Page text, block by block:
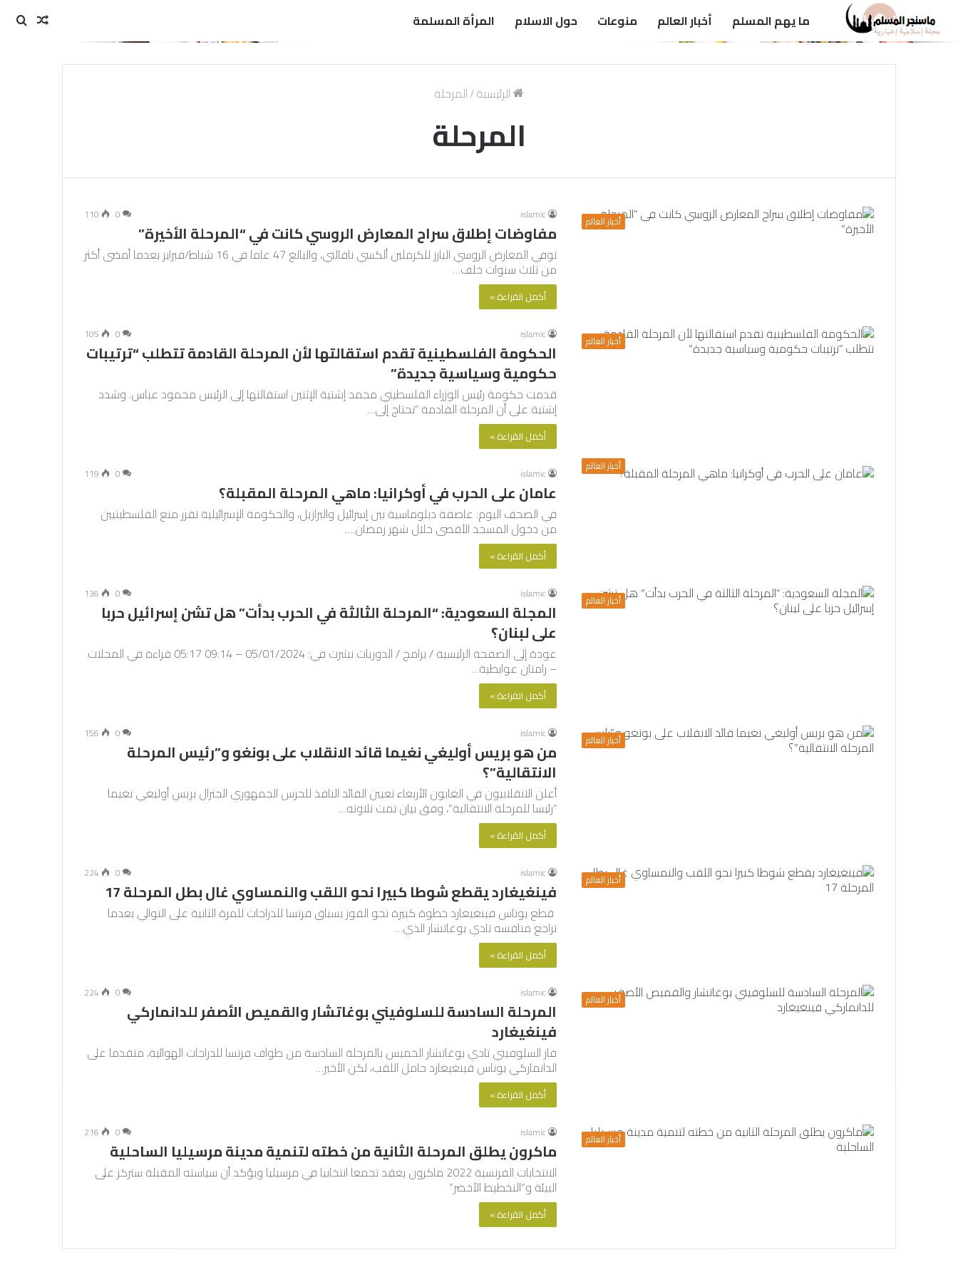
ما يهم المسلم أخبار العالم منوعات حول الاسلام المرأة المسلمة
مقال
الرئيسية/المرحلة
المرحلة
أخبار العالم islamic
0
110
مفاوضات إطلاق سراح المعارض الروسي كانت في “المرحلة الأخيرة”
توفي المعارض الروسي البارز للكرملين ألكسي نافالني، والبالغ 47 عاما في 16 شباط/فبراير بعدما أمضى أكثر
من ثلاث سنوات خلف…
أكمل القراءة »
أخبار العالم islamic
0
105
الحكومة الفلسطينية تقدم استقالتها لأن المرحلة القادمة تتطلب “ترتيبات
حكومية وسياسية جديدة”
قدمت حكومة رئيس الوزراء الفلسطيني محمد إشتية الإثنين استقالتها إلى الرئيس محمود عباس. وشدد
إشتية على أن المرحلة القادمة “تحتاج إلى…
أكمل القراءة »
أخبار العالم islamic
0
119
عامان على الحرب في أوكرانيا: ماهي المرحلة المقبلة؟
في الصحف اليوم: عاصفة دبلوماسية بين إسرائيل والبرازيل، والحكومة الإسرائيلية تقرر منع الفلسطينيين
من دخول المسجد الأقصى خلال شهر رمضان.…
أكمل القراءة »
أخبار العالم islamic
0
136
المجلة السعودية: “المرحلة الثالثة في الحرب بدأت” هل تشن إسرائيل حربا
على لبنان؟
عودة إلى الصفحة الرئيسية / برامج / الدوريات نشرت في: 05/01/2024 – 09:14 05:17 قراءة في المجلات
– رامتان عوايطية…
أكمل القراءة »
أخبار العالم islamic
0
156
من هو بريس أوليغي نغيما قائد الانقلاب على بونغو و”رئيس المرحلة
الانتقالية”؟
أعلن الانقلابيون في الغابون الأربعاء تعيين القائد النافذ للحرس الجمهوري الجنرال بريس أوليغي نغيما
“رئيسا للمرحلة الانتقالية”، وفق بيان تمت تلاوته…
أكمل القراءة »
أخبار العالم islamic
0
224
فينغيغارد يقطع شوطا كبيرا نحو اللقب والنمساوي غال بطل المرحلة 17
قطع يوناس فينغيغارد خطوة كبيرة نحو الفوز بسباق فرنسا للدراجات للمرة الثانية على التوالي بعدما
تراجع منافسه تادي بوغاتشار الذي…
أكمل القراءة »
أخبار العالم islamic
0
224
المرحلة السادسة للسلوفيني بوغاتشار والقميص الأصفر للدانماركي
فينغيغارد
فاز السلوفيني تادي بوغاتشار الخميس بالمرحلة السادسة من طواف فرنسا للدراجات الهوائية، متقدما على
الدانماركي يوناس فينغيغارد حامل اللقب، لكن الأخير…
أكمل القراءة »
أخبار العالم islamic
0
216
ماكرون يطلق المرحلة الثانية من خطته لتنمية مدينة مرسيليا الساحلية
الانتخابات الفرنسية 2022 ماكرون يعقد تجمعا انتخابيا في مرسيليا ويؤكد أن سياسته المقبلة ستركز على
البيئة و”التخطيط الأخضر”
أكمل القراءة »